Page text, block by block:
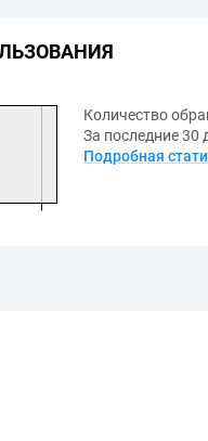
Количество
За последние 30
Подробная